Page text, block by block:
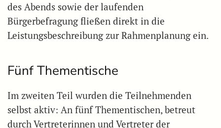
des Abends sowie der laufenden
Bürgerbefragung fließen direkt in die
Leistungsbeschreibung zur Rahmenplanung ein.
Fünf Thementische
Im zweiten Teil wurden die Teilnehmenden
selbst aktiv: An fünf Thementischen, betreut
durch Vertreterinnen und Vertreter der